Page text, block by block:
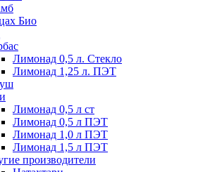
Био
Лимонад 0,5 л. Стекло
Лимонад 1,25 л. ПЭТ
Лимонад 0,5 л ст
Лимонад 0,5 л ПЭТ
Лимонад 1,0 л ПЭТ
Лимонад 1,5 л ПЭТ
производители